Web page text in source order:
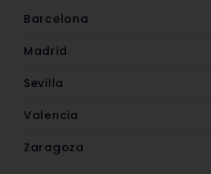
Barcelona
Madrid
Sevilla
Valencia
Zaragoza